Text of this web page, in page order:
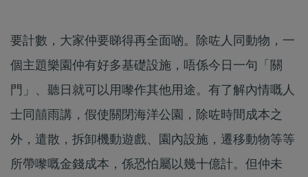
要計數，大家仲要睇得再全面啲。除咗人同動物，一
個主題樂園仲有好多基礎設施，唔係今日一句「關
門」、聽日就可以用嚟作其他用途。有了解內情嘅人
士同囍雨講，假使關閉海洋公園，除咗時間成本之
外，遣散，拆卸機動遊戲、園內設施，遷移動物等等
所帶嚟嘅金錢成本，係恐怕屬以幾十億計。但仲未